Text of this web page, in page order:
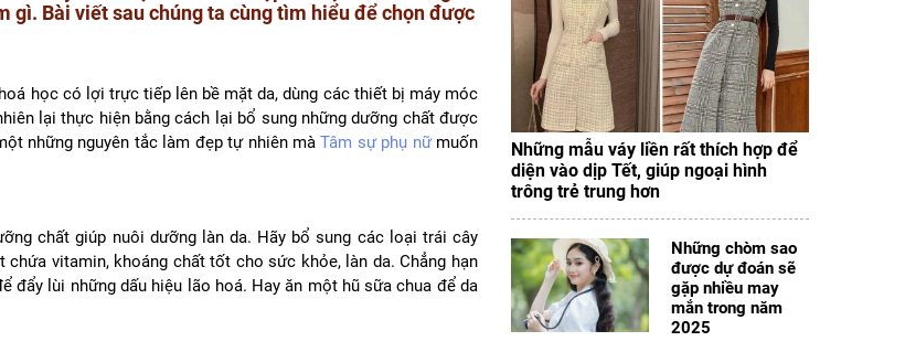
Bài viết sau chúng ta cùng tìm hiểu để chọn được
học có lợi trực tiếp lên bề mặt da, dùng các thiết bị máy móc
lại thực hiện bằng cách lại bổ sung những dưỡng chất được
những nguyên tắc làm đẹp tự nhiên màTâm sự phụ nữ muốn
chất giúp nuôi dưỡng làn da. Hãy bổ sung các loại trái cây
vitamin, khoáng chất tốt cho sức khỏe, làn da. Chẳng hạn
đẩy lùi những dấu hiệu lão hoá. Hay ăn một hũ sữa chua để da
Những mẫu váy liền rất thích hợp để
diện vào dịp Tết, giúp ngoại hình
trông trẻ trung hơn
Những chòm sao
được dự đoán sẽ
gặp nhiều may
mắn trong năm
2025